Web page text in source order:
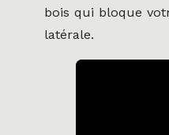
bois qui bloque
latérale.